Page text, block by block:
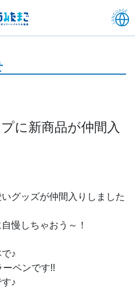
に新商品が仲間入
グッズが仲間入りしました
慢しちゃおう～！
♪
ペンです!!
♪